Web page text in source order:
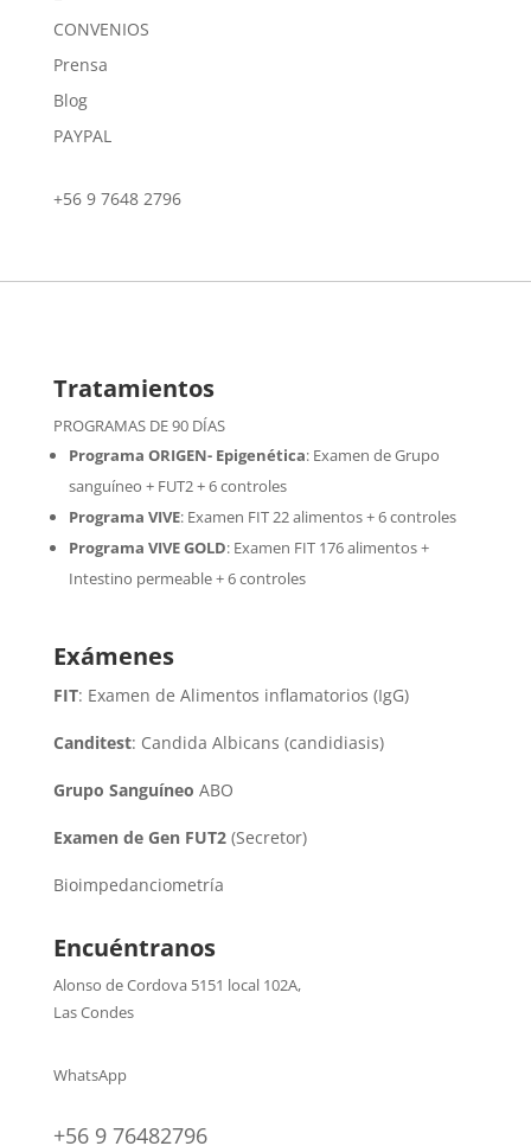
CONVENIOS
Prensa
Blog
PAYPAL
+56 9 7648 2796
Tratamientos
PROGRAMAS DE 90 DÍAS
Programa ORIGEN- Epigenética:Examen de Grupo
sanguíneo + FUT2 + 6 controles
Programa VIVE: Examen FIT 22 alimentos + 6 controles
Programa VIVE GOLD: Examen FIT 176 alimentos +
Intestino permeable + 6 controles
Exámenes
FIT: Examen de Alimentos inflamatorios (IgG)
Canditest: Candida Albicans (candidiasis)
Grupo Sanguíneo ABO
Examen de Gen FUT2(Secretor)
Bioimpedanciometría
Encuéntranos
Alonso de Cordova 5151 local 102A,
Las Condes
WhatsApp
+56 9 76482796